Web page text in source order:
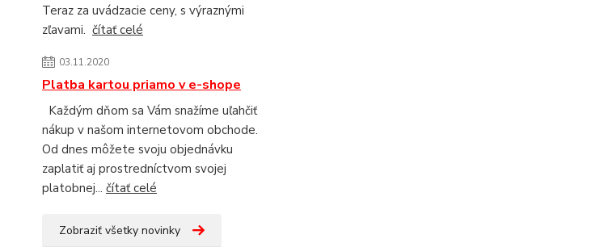
Teraz za uvádzacie ceny, s výraznými
zľavami. čítať celé
03.11.2020
Platba kartou priamo v e-shope
Každým dňom sa Vám snažíme uľahčiť
nákup v našom internetovom obchode.
Od dnes môžete svoju objednávku
zaplatiť aj prostredníctvom svojej
platobnej... čítať celé
Zobraziť všetky novinky